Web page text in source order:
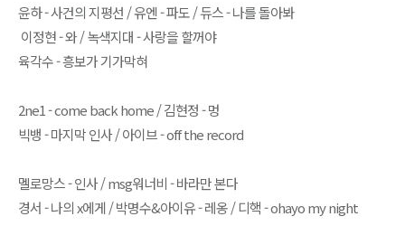
윤하 - 사건의 지평선 / 유엔 - 파도 / 듀스 - 나를 돌아봐
이정현 - 와 / 녹색지대 - 사랑을 할꺼야
육각수 - 흥보가 기가막혀
2ne1 - come back home / 김현정 - 멍
빅뱅 - 마지막 인사 / 아이브 - off the record
멜로망스 - 인사 / msg워너비 - 바라만 본다
경서 - 나의 x에게 / 박명수&아이유 - 레옹 / 디핵 - ohayo my night